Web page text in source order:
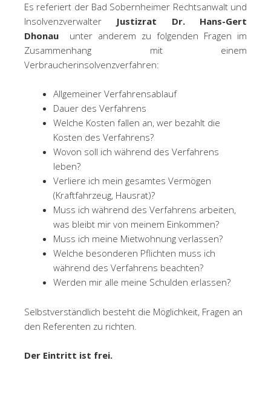
Es referiert der Bad Sobernheimer Rechtsanwalt und
Insolvenzverwalter Justizrat Dr. Hans-Gert
Dhonau unter anderem zu folgenden Fragen im
Zusammenhang mit einem
Verbraucherinsolvenzverfahren:
Allgemeiner Verfahrensablauf
Dauer des Verfahrens
Welche Kosten fallen an, wer bezahlt die
Kosten des Verfahrens?
Wovon soll ich während des Verfahrens
leben?
Verliere ich mein gesamtes Vermögen
(Kraftfahrzeug, Hausrat)?
Muss ich während des Verfahrens arbeiten,
was bleibt mir von meinem Einkommen?
Muss ich meine Mietwohnung verlassen?
Welche besonderen Pflichten muss ich
während des Verfahrens beachten?
Werden mir alle meine Schulden erlassen?
Selbstverständlich besteht die Möglichkeit, Fragen an
den Referenten zu richten.
Der Eintritt ist frei.